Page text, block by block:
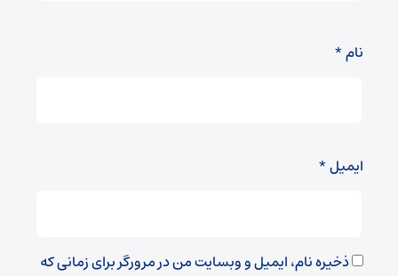
نام*
ایمیل*
ذخیره نام، ایمیل و وبسایت من در مرورگر برای زمانی که